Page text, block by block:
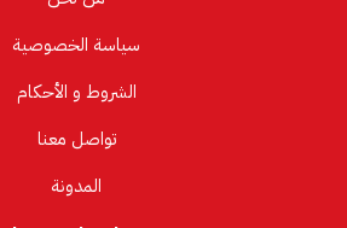
سياسة الخصوصية
الشروط و الأحكام
تواصل معنا
المدونة